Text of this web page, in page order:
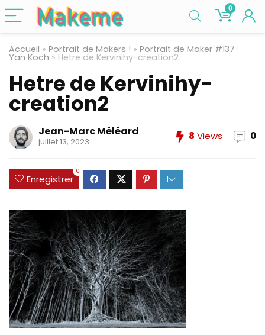
0
Accueil » Portrait de Makers ! » Portrait de Maker #137 :
Yan Koch » Hetre de Kervinihy-creation2
Hetre de Kervinihy-
creation2
Jean-Marc Méléard
juillet 13, 2023 8 Views 0
Enregistrer
0